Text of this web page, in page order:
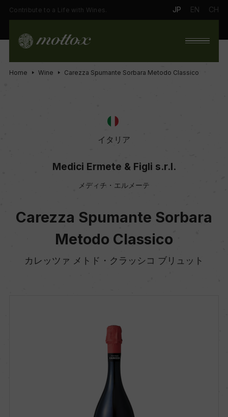
Contribute to a Life with Wines. JP EN CH
Home Wine Carezza Spumante Sorbara Metodo Classico
イタリア
Medici Ermete & Figli s.r.l.
メディチ・エルメーテ
Carezza Spumante Sorbara
Metodo Classico
カレッツァ メトド・クラッシコ ブリュット